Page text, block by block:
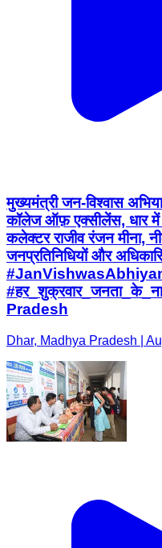
मुख्यमंत्री जन-विश्वास
कॉलेज ऑफ़ एक्सीलेंस, धार में
कलेक्टर राजीव रंजन मीना,
जनप्रतिनिधियों और
Pradesh
Dhar, Madhya Pradesh |